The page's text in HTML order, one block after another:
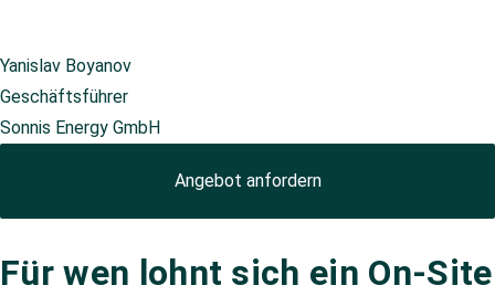
Yanislav Boyanov
Geschäftsführer
Sonnis Energy GmbH
Angebot anfordern
Für wen lohnt sich ein On-Site